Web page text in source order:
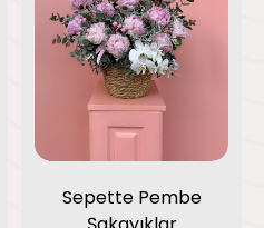
Sepette Pembe